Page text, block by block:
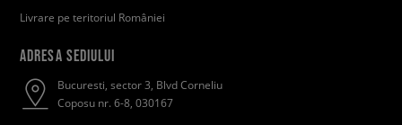
Livrare pe teritoriul României
ADRESA SEDIULUI
Bucuresti, sector 3, Blvd Corneliu
Coposu nr. 6-8, 030167